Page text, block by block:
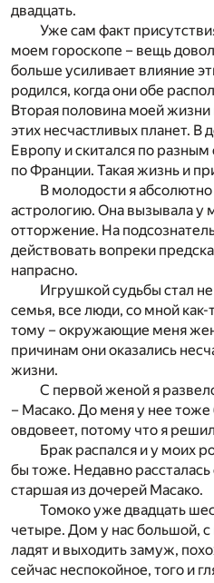
двадцать.
Уже сам факт
моем гороскопе – вещь
больше усиливает влияние
родился, когда они обе
Вторая половина моей
этих несчастливых планет. В
Европу и скитался по
по Франции. Такая жизнь и
В молодости я
астрологию. Она вызывала у
отторжение. На
действовать вопреки
напрасно.
Игрушкой судьбы стал
семья, все люди, со мной
тому – окружающие меня
причинам они оказались
жизни.
С первой женой я
– Масако. До меня у нее
овдовеет, потому что я
Брак распался и у моих
бы тоже. Недавно
старшая из дочерей Масако.
Томоко уже двадцать
четыре. Дом у нас большой,
ладят и выходить замуж,
сейчас неспокойное, того и